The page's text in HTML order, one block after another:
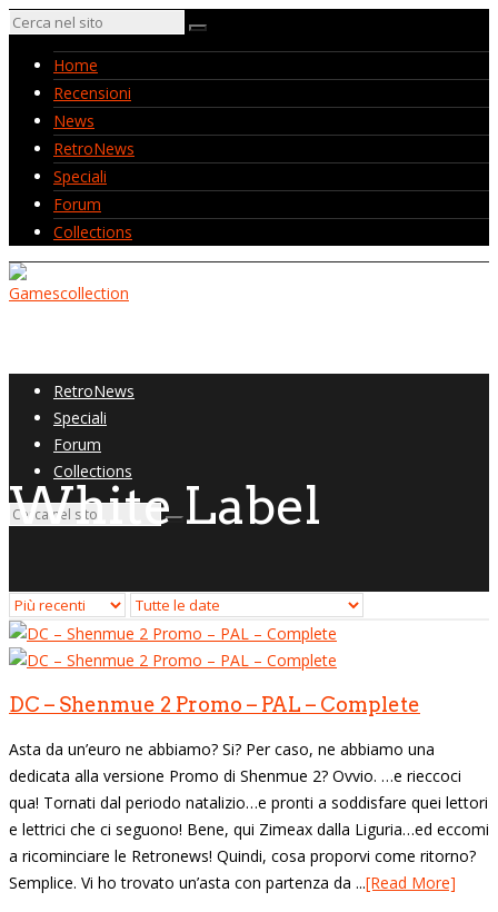
Home
Recensioni
News
RetroNews
Speciali
Forum
Collections
RetroNews
Speciali
Forum
Collections
White Label
DC – Shenmue 2 Promo – PAL – Complete
Asta da un’euro ne abbiamo? Si? Per caso, ne abbiamo una
dedicata alla versione Promo di Shenmue 2? Ovvio. …e rieccoci
qua! Tornati dal periodo natalizio…e pronti a soddisfare quei lettori
e lettrici che ci seguono! Bene, qui Zimeax dalla Liguria…ed eccomi
a ricominciare le Retronews! Quindi, cosa proporvi come ritorno?
Semplice. Vi ho trovato un’asta con partenza da ...[Read More]